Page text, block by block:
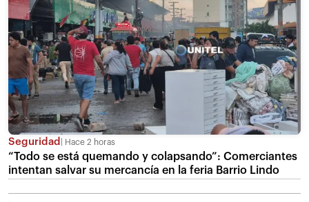
Seguridad Hace 2 horas
“Todo se está quemando y colapsando”: Comerciantes
intentan salvar su mercancía en la feria Barrio Lindo